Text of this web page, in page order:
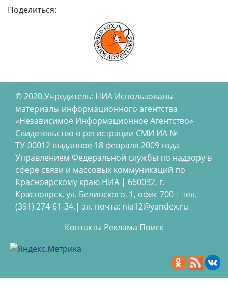
Поделиться:
© 2020,Учредитель: НИА Использованы
материалы информационного агентства
«Независимое Информационное Агентство»
Свидетельство о регистрации СМИ ИА №
ТУ-00012 выданное 18 февраля 2009 года
Управлением Федеральной службы по надзору в
сфере связи и массовых коммуникаций по
Красноярскому краю НИА | 660032, г.
Красноярск, ул. Белинского, 1, офис 700 | тел.
(391) 274-61-34,| эл. почта: nia12@yandex.ru
Контакты Реклама Поиск